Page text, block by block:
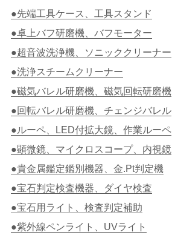
●先端工具ケース、工具スタンド
●卓上バフ研磨機、バフモーター
●超音波洗浄機、ソニッククリーナー
●洗浄スチームクリーナー
●磁気バレル研磨機、磁気回転研磨機
●回転バレル研磨機、チェンジバレル
●ルーペ、LED付拡大鏡、作業ルーペ
●顕微鏡、マイクロスコープ、内視鏡
●貴金属鑑定鑑別機器、金.Pt判定機
●宝石判定検査機器、ダイヤ検査
●宝石用ライト、検査判定補助
●紫外線ペンライト、UVライト